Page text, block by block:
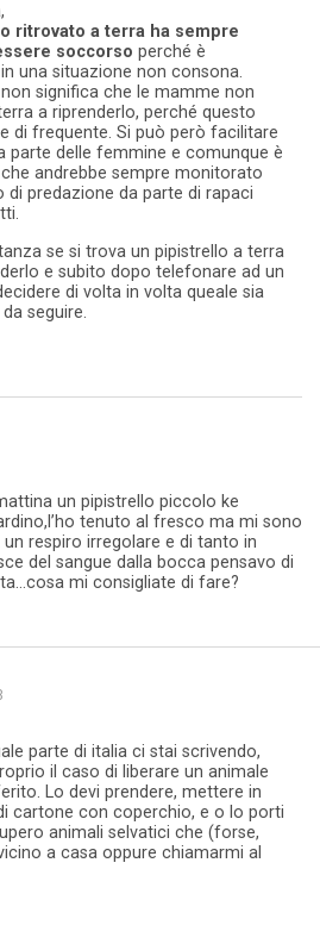
ritrovato a terra ha sempre
soccorso perché è
una situazione non consona.
significa che le mamme non
a riprenderlo, perché questo
di frequente. Si può però facilitare
parte delle femmine e comunque è
andrebbe sempre monitorato
di predazione da parte di rapaci
se si trova un pipistrello a terra
e subito dopo telefonare ad un
di volta in volta queale sia
da seguire.
un pipistrello piccolo ke
tenuto al fresco ma mi sono
respiro irregolare e di tanto in
del sangue dalla bocca pensavo di
mi consigliate di fare?
parte di italia ci stai scrivendo,
il caso di liberare un animale
Lo devi prendere, mettere in
cartone con coperchio, e o lo porti
animali selvatici che (forse,
a casa oppure chiamarmi al